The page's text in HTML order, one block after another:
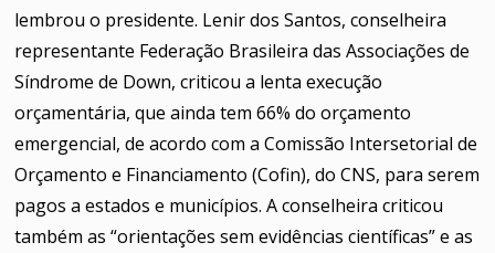
lembrou o presidente. Lenir dos Santos, conselheira
representante Federação Brasileira das Associações de
Síndrome de Down, criticou a lenta execução
orçamentária, que ainda tem 66% do orçamento
emergencial, de acordo com a Comissão Intersetorial de
Orçamento e Financiamento (Cofin), do CNS, para serem
pagos a estados e municípios. A conselheira criticou
também as “orientações sem evidências científicas” e as